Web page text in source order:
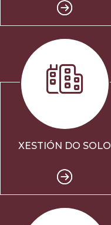
XESTIÓN DO SOLO